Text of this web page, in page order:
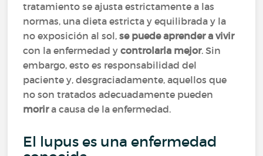
tratamiento se ajusta estrictamente a las
normas, una dieta estricta y equilibrada y la
no exposición al sol,se puede aprender a vivir
con la enfermedad ycontrolarla mejor. Sin
embargo, esto es responsabilidad del
paciente y, desgraciadamente, aquellos que
no son tratados adecuadamente pueden
morira causa de la enfermedad.
El lupus es una enfermedad